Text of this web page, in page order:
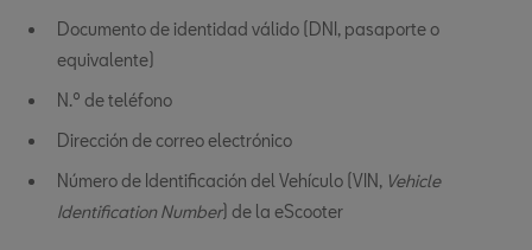
Documento de identidad válido (DNI, pasaporte o
equivalente)
N.º de teléfono
Dirección de correo electrónico
Número de Identificación del Vehículo (VIN, Vehicle
Identification Number) de la eScooter